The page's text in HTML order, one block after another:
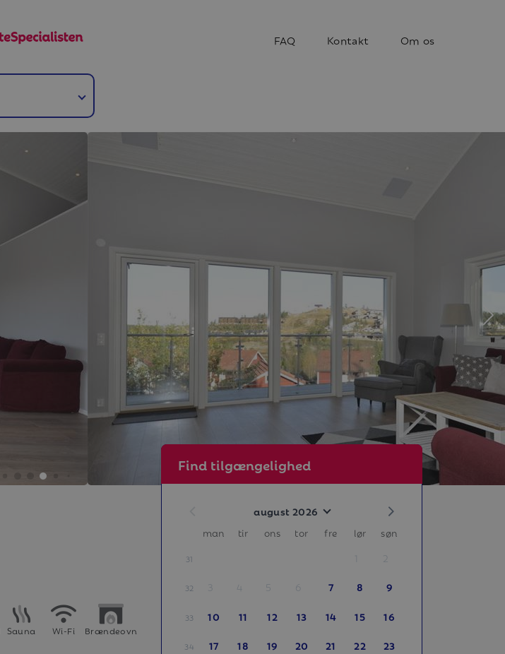
FAQ Kontakt Om os
Sauna Wi-Fi Brændeovn
Find tilgængelighed
august 2026
man tir ons tor fre lør søn
31 2
32 3 4 5 6 7 8 9
33 10 11 12 13 14 15 16
34 17 18 19 20 21 22 23